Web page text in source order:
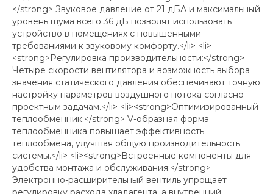
</strong> Звуковое давление от 21 дБА и максимальный
уровень шума всего 36 дБ позволят использовать
устройство в помещениях с повышенными
требованиями к звуковому комфорту.</li> <li>
<strong>Регулировка производительности:</strong>
Четыре скорости вентилятора и возможность выбора
значения статического давления обеспечивают точную
настройку параметров воздушного потока согласно
проектным задачам.</li> <li><strong>Оптимизированный
теплообменник:</strong> V-образная форма
теплообменника повышает эффективность
теплообмена, улучшая общую производительность
системы.</li> <li><strong>Встроенные компоненты для
удобства монтажа и обслуживания:</strong>
Электронно-расширительный вентиль упрощает